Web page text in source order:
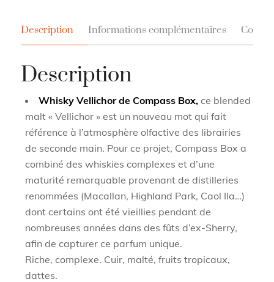
Description Informations complémentaires
Description
Whisky Vellichor de Compass Box,ce blended
malt « Vellichor » est un nouveau mot qui fait
référence à l’atmosphère olfactive des librairies
de seconde main. Pour ce projet, Compass Box a
combiné des whiskies complexes et d’une
maturité remarquable provenant de distilleries
renommées (Macallan, Highland Park, Caol Ila…)
dont certains ont été vieillies pendant de
nombreuses années dans des fûts d’ex-Sherry,
afin de capturer ce parfum unique.
Riche, complexe. Cuir, malté, fruits tropicaux,
dattes.